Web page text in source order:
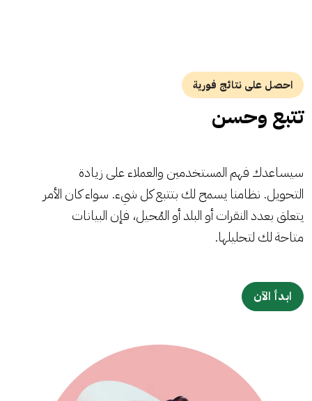
احصل على نتائج فورية
تتبع وحسن
سيساعدك فهم المستخدمين والعملاء على زيادة
التحويل. نظامنا يسمح لك بتتبع كل شيء. سواء كان الأمر
يتعلق بعدد النقرات أو البلد أو المُحيل، فإن البيانات
متاحة لك لتحليلها.
ابدأ الآن